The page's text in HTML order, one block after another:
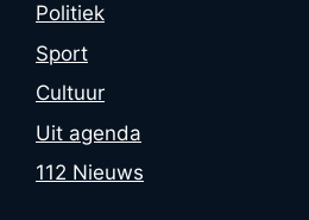
Politiek
Sport
Cultuur
Uit agenda
112 Nieuws